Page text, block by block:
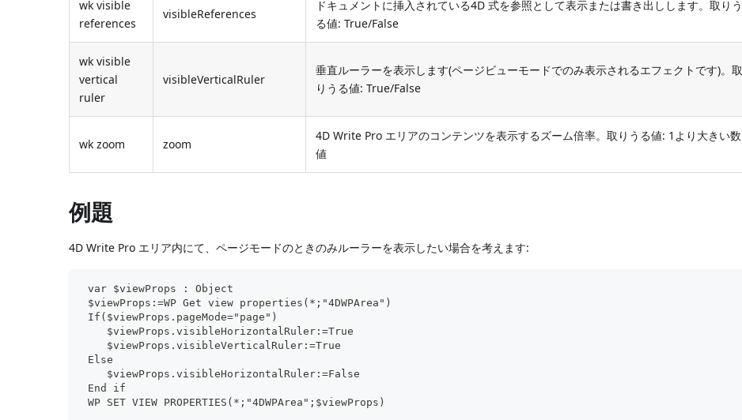
wk visible
references
visibleReferences
ドキュメントに挿入されている4D 式を参照として表示または書き出しします。取りう
る値: True/False
wk visible
vertical
ruler
visibleVerticalRuler
垂直ルーラーを表示します(ページビューモードでのみ表示されるエフェクトです)。取
りうる値: True/False
wk zoom zoom
4D Write Pro エリアのコンテンツを表示するズーム倍率。取りうる値: 1より大きい数
値
例題
4D Write Pro エリア内にて、ページモードのときのみルーラーを表示したい場合を考えます:
var $viewProps : Object
$viewProps:=WP Get view properties(*;"4DWPArea")
If($viewProps.pageMode="page")
$viewProps.visibleHorizontalRuler:=True
$viewProps.visibleVerticalRuler:=True
Else
$viewProps.visibleHorizontalRuler:=False
End if
WP SET VIEW PROPERTIES(*;"4DWPArea";$viewProps)